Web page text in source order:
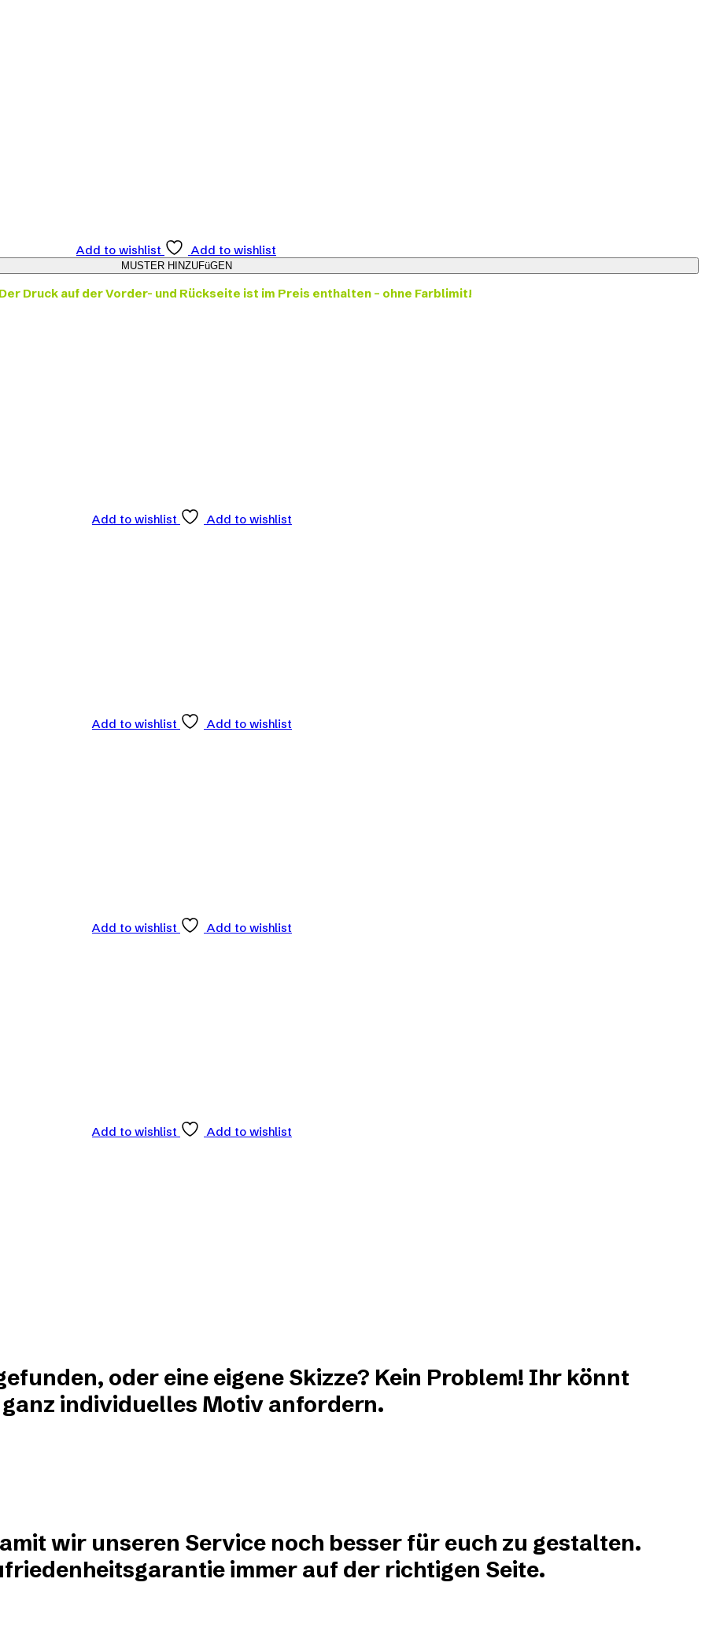
Add to wishlist Add to wishlist
Der Druck auf der Vorder- und Rückseite ist im Preis enthalten – ohne Farblimit!
Add to wishlist
Add to wishlist
Add to wishlist
Add to wishlist
Add to wishlist
Add to wishlist
Add to wishlist
Add to wishlist
oder eine eigene Skizze? Kein Problem! Ihr könnt
individuelles Motiv anfordern.
wir unseren Service noch besser für euch zu gestalten.
immer auf der richtigen Seite.